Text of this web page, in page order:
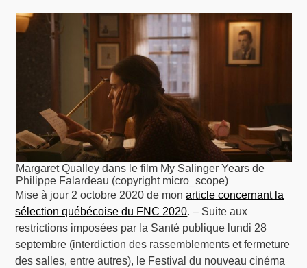
Margaret Qualley dans le film My Salinger Years de
Philippe Falardeau (copyright micro_scope)
Mise à jour 2 octobre 2020 de monarticle concernant la
sélection québécoise du FNC 2020. – Suite aux
restrictions imposées par la Santé publique lundi 28
septembre (interdiction des rassemblements et fermeture
des salles, entre autres), le Festival du nouveau cinéma